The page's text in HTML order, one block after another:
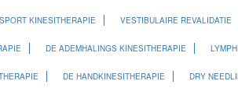
KINESITHERAPIE
VESTIBULAIRE REVALIDATIE
DE ADEMHALINGS KINESITHERAPIE
DE HANDKINESITHERAPIE DRY